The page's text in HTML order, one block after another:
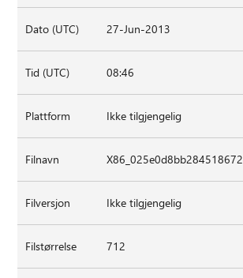
Dato (UTC) 27-Jun-2013
Tid (UTC) 08:46
Plattform Ikke tilgjengelig
Filnavn
Filversjon Ikke tilgjengelig
Filstørrelse 712